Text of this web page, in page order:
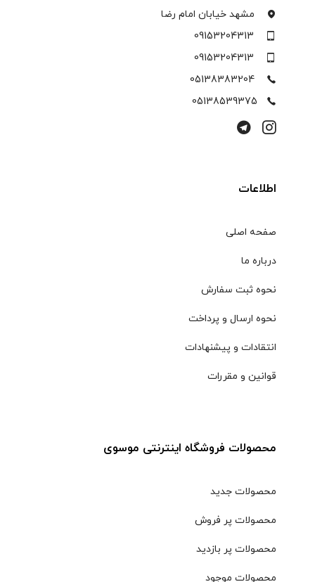
مشهد خیابان امام رضا
09153204313
09153204313
05138383204
05138539375
اطلاعات
صفحه اصلی
درباره ما
نحوه ثبت سفارش
نحوه ارسال و پرداخت
انتقادات و پیشنهادات
قوانین و مقررات
محصولات فروشگاه اینترنتی موسوی
محصولات جدید
محصولات پر فروش
محصولات پر بازدید
محصولات موجود